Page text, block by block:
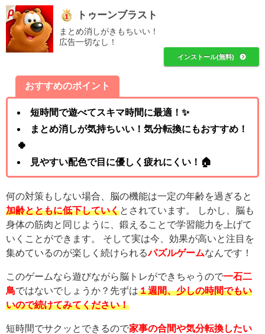
トゥーンブラスト
まとめ消しがきもちいい！
広告一切なし！
インストール(無料)
おすすめのポイント
短時間で遊べてスキマ時間に最適！✨
まとめ消しが気持ちいい！気分転換にもおすすめ！
🍀
見やすい配色で目に優しく疲れにくい！🏠
何の対策もしない場合、脳の機能は一定の年齢を過ぎると
加齢とともに低下していくとされています。 しかし、脳も
身体の筋肉と同じように、鍛えることで学習能力を上げて
いくことができます。 そして実は今、効果が高いと注目を
集めているのが楽しく続けられるパズルゲームなんです！
このゲームなら遊びながら脳トレができちゃうので一石二
鳥ではないでしょうか？先ずは１週間、少しの時間でもい
いので続けてみてください！
短時間でサクッとできるので家事の合間や気分転換したい